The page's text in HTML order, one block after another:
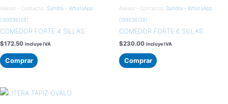
Asesor - Contacto: Sandra - WhatsApp
0998361281
COMEDOR FORTE 4 SILLAS
$172.50 Incluye IVA
Comprar
Asesor - Contacto: Sandra - WhatsApp
0998361281
COMEDOR FORTE 6 SILLAS
$230.00 Incluye IVA
Comprar